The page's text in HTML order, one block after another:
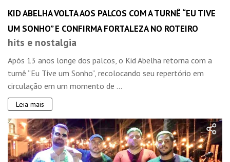
KID ABELHA VOLTA AOS PALCOS COM A TURNÊ “EU TIVE
UM SONHO” E CONFIRMA FORTALEZA NO ROTEIRO
hits e nostalgia
Após 13 anos longe dos palcos, o Kid Abelha retorna com a
turnê “Eu Tive um Sonho”, recolocando seu repertório em
circulação em um momento de ...
Leia mais